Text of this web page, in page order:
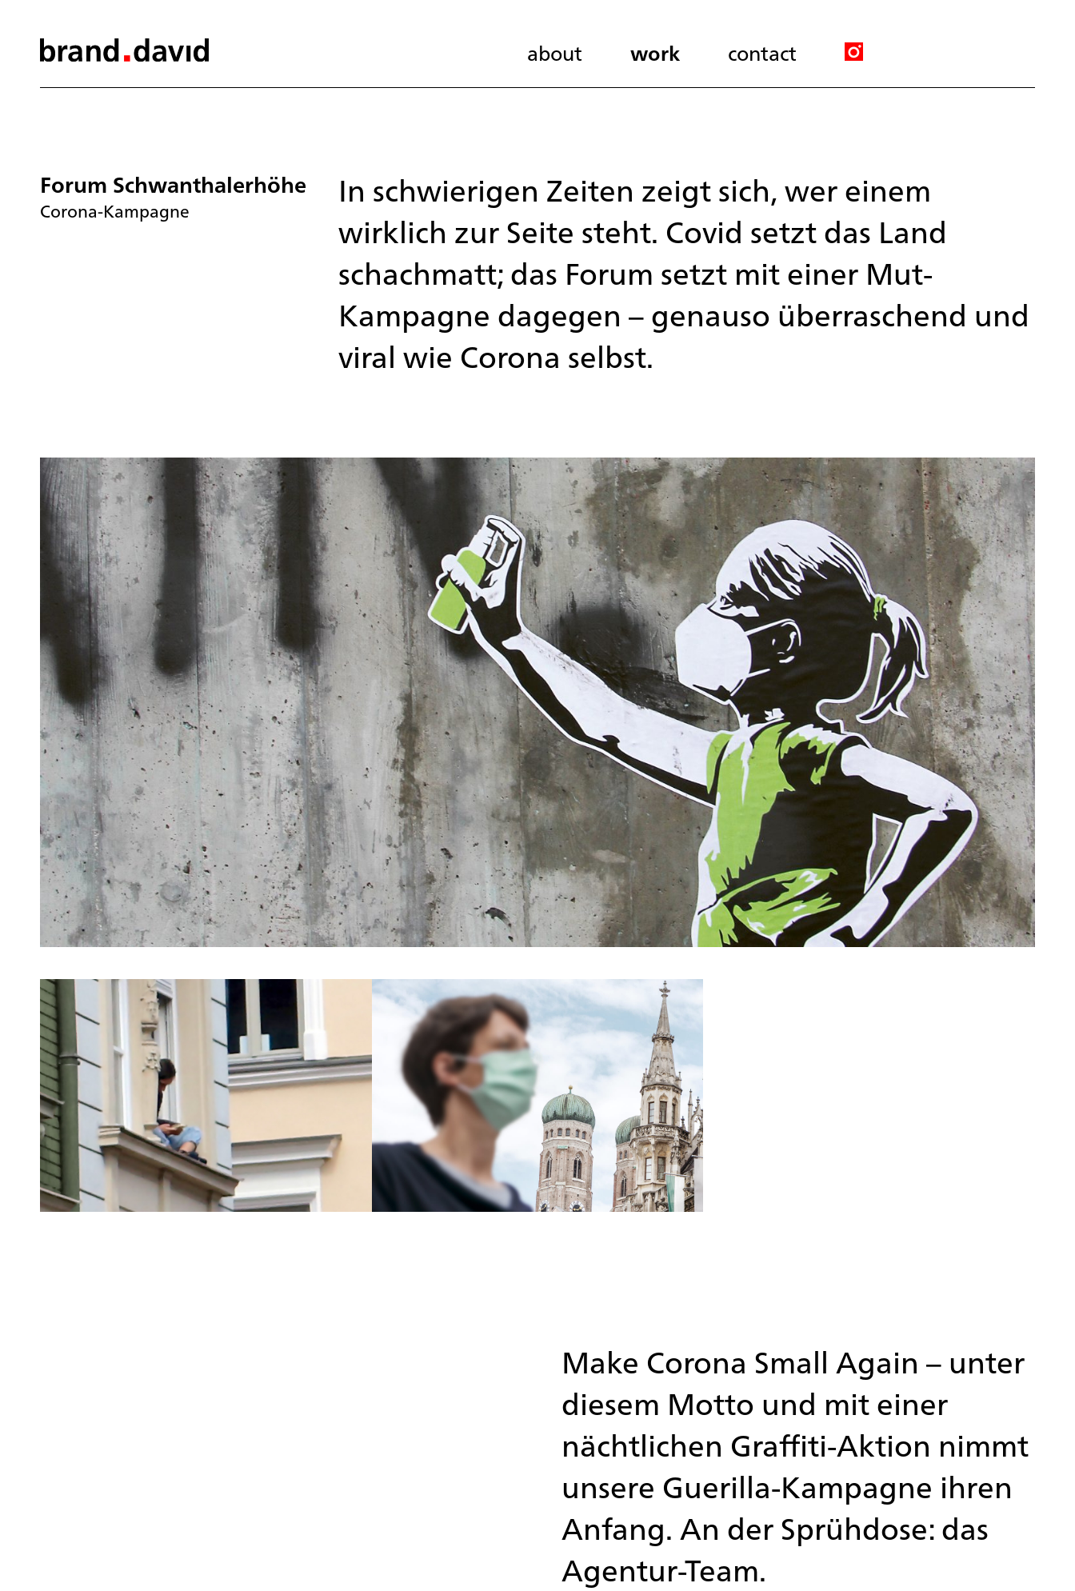
about work contact
Forum Schwanthalerhöhe
Corona-Kampagne
In schwierigen Zeiten zeigt sich, wer einem
wirklich zur Seite steht. Covid setzt das Land
schachmatt; das Forum setzt mit einer Mut-
Kampagne dagegen – genauso überraschend und
viral wie Corona selbst.
Make Corona Small Again – unter
diesem Motto und mit einer
nächtlichen Graffiti-Aktion nimmt
unsere Guerilla-Kampagne ihren
Anfang. An der Sprühdose: das
Agentur-Team.